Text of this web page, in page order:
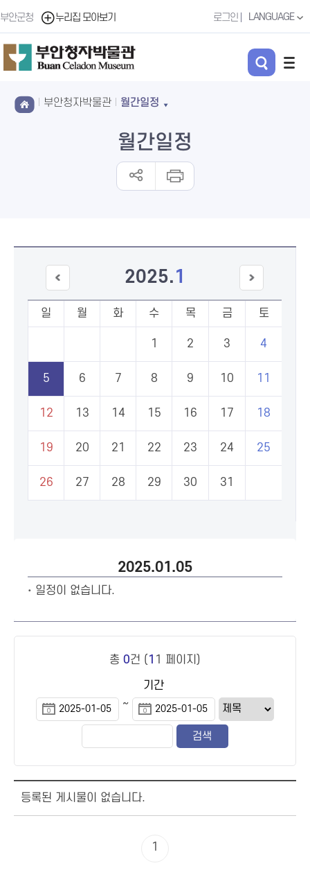
부안군청 누리집 모아보기 로그인 LANGUAGE
부안청자박물관 월간일정
월간일정
2025.1
일 월 화 수 목 금 토
1 2 3 4
5 6 7 8 9 10 11
12 13 14 15 16 17 18
19 20 21 22 23 24 25
26 27 28 29 30 31
2025.01.05
일정이 없습니다.
총 0건 ( 1 1 페이지)
기간
~
등록된 게시물이 없습니다.
1